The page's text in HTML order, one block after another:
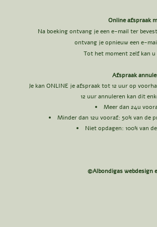
Online afspraak
Na boeking ontvang je een e-mail ter
ontvang je opnieuw een e-
Tot het moment zelf kan u
Afspraak
Je kan ONLINE je afspraak tot 12 uur op
12 uur annuleren kan dit
Meer dan 24u
Minder dan 12u vooraf: 50% van de
Niet opdagen: 100% van
©Albondigas webdesign